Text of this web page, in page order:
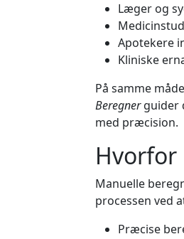
Læger og
Apotekere
Kliniske
På samme
Beregnerguider
med præcision.
Manuelle
processen ved
Præcise